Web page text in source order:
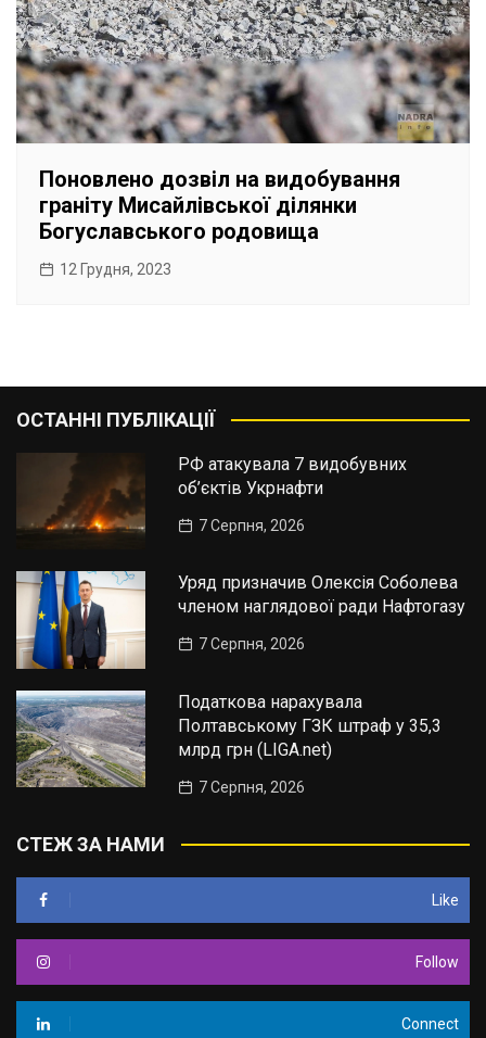
Поновлено дозвіл на видобування
граніту Мисайлівської ділянки
Богуславського родовища
12 Грудня, 2023
ОСТАННІ ПУБЛІКАЦІЇ
РФ атакувала 7 видобувних
об’єктів Укрнафти
7 Серпня, 2026
Уряд призначив Олексія Соболева
членом наглядової ради Нафтогазу
7 Серпня, 2026
Податкова нарахувала
Полтавському ГЗК штраф у 35,3
млрд грн (LIGA.net)
7 Серпня, 2026
СТЕЖ ЗА НАМИ
Like
Follow
Connect